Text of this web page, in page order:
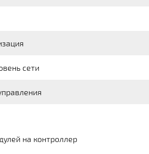
сети
на контроллер